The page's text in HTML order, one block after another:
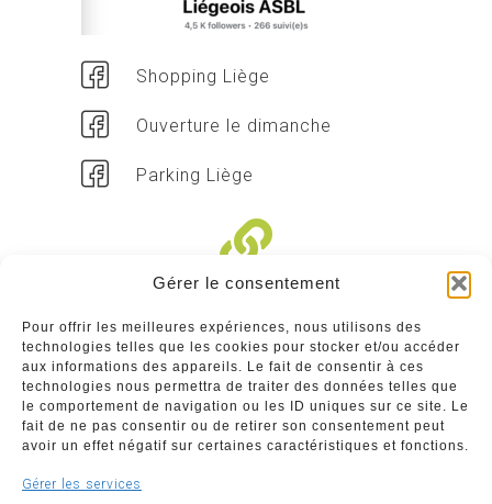
Gérer le consentement
Pour offrir les meilleures expériences, nous utilisons des
technologies telles que les cookies pour stocker et/ou accéder
aux informations des appareils. Le fait de consentir à ces
technologies nous permettra de traiter des données telles que
le comportement de navigation ou les ID uniques sur ce site. Le
fait de ne pas consentir ou de retirer son consentement peut
avoir un effet négatif sur certaines caractéristiques et fonctions.
Gérer les services
Shopping Liège
Ouverture le dimanche
Parking Liège
Commerçants
Annuaire des commerçants : insérez gratuitement
votre activité dans notre annuaire sur notre site ci-
dessous